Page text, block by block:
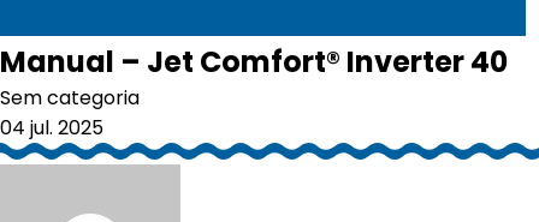
Manual – Jet Comfort® Inverter 40
Sem categoria
04 jul. 2025